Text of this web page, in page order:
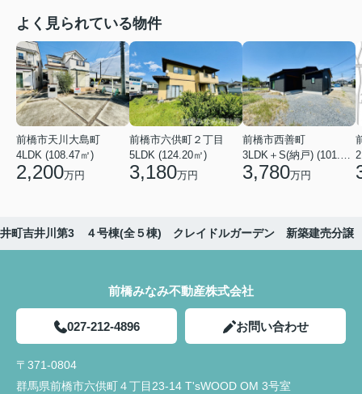
よく見られている物件
前橋市天川大島町
4LDK (108.47㎡)
2,200万円
前橋市六供町２丁目
5LDK (124.20㎡)
3,180万円
前橋市西善町
3LDK＋S(納戸) (101.02㎡)
3,780万円
井町吉井川第3 ４号棟(全５棟) クレイドルガーデン 新築建売分譲
前橋みなみ不動産株式会社
027-212-4896 お問い合わせ
〒371-0804
群馬県前橋市六供町４丁目23‐14 T'sWOOD OM 3号室